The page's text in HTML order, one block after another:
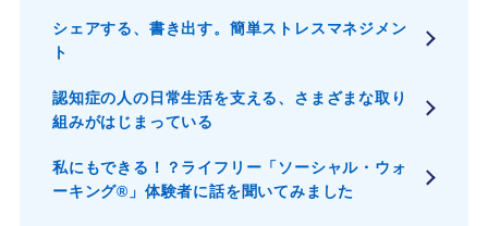
シェアする、書き出す。簡単ストレスマネジメン
ト
認知症の人の日常生活を支える、さまざまな取り
組みがはじまっている
私にもできる！？ライフリー「ソーシャル・ウォ
ーキング®」体験者に話を聞いてみました